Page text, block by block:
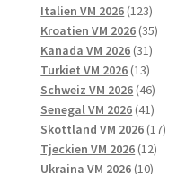
Italien VM 2026 123123
Kroatien VM 2026 3535
Kanada VM 2026 3131
Turkiet VM 2026 1313
Schweiz VM 2026 4646
Senegal VM 2026 4141
Skottland VM 2026 1717
Tjeckien VM 2026 1212
Ukraina VM 2026 1010